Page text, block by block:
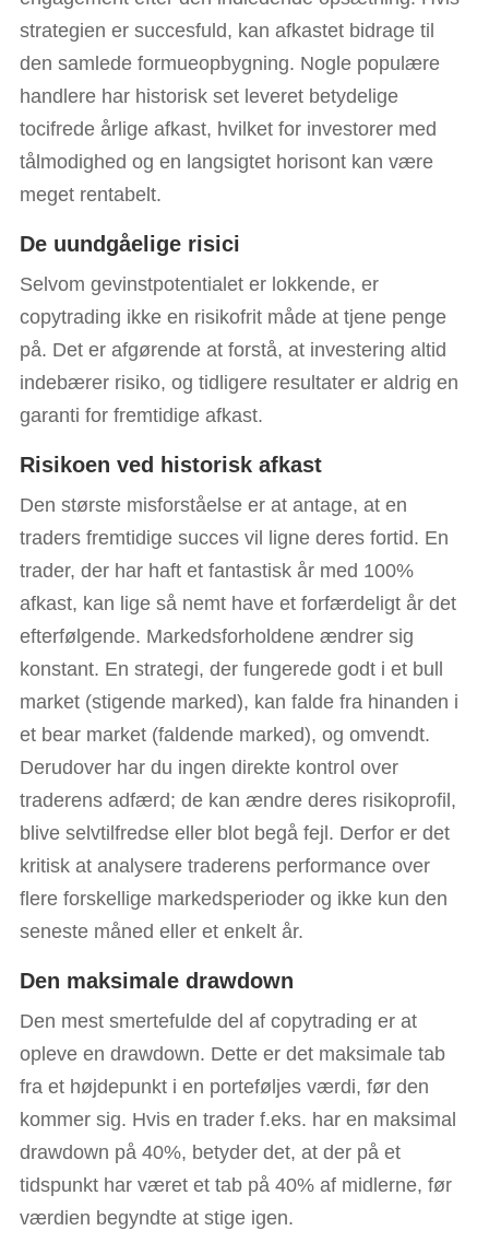
strategien er succesfuld, kan afkastet bidrage til
den samlede formueopbygning. Nogle populære
handlere har historisk set leveret betydelige
tocifrede årlige afkast, hvilket for investorer med
tålmodighed og en langsigtet horisont kan være
meget rentabelt.
De uundgåelige risici
Selvom gevinstpotentialet er lokkende, er
copytrading ikke en risikofrit måde at tjene penge
på. Det er afgørende at forstå, at investering altid
indebærer risiko, og tidligere resultater er aldrig en
garanti for fremtidige afkast.
Risikoen ved historisk afkast
Den største misforståelse er at antage, at en
traders fremtidige succes vil ligne deres fortid. En
trader, der har haft et fantastisk år med 100%
afkast, kan lige så nemt have et forfærdeligt år det
efterfølgende. Markedsforholdene ændrer sig
konstant. En strategi, der fungerede godt i et bull
market (stigende marked), kan falde fra hinanden i
et bear market (faldende marked), og omvendt.
Derudover har du ingen direkte kontrol over
traderens adfærd; de kan ændre deres risikoprofil,
blive selvtilfredse eller blot begå fejl. Derfor er det
kritisk at analysere traderens performance over
flere forskellige markedsperioder og ikke kun den
seneste måned eller et enkelt år.
Den maksimale drawdown
Den mest smertefulde del af copytrading er at
opleve en drawdown. Dette er det maksimale tab
fra et højdepunkt i en porteføljes værdi, før den
kommer sig. Hvis en trader f.eks. har en maksimal
drawdown på 40%, betyder det, at der på et
tidspunkt har været et tab på 40% af midlerne, før
værdien begyndte at stige igen.